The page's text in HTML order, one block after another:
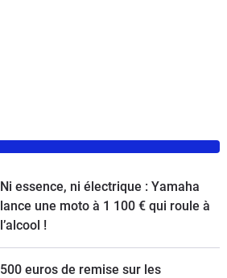
Ni essence, ni électrique : Yamaha
lance une moto à 1 100 € qui roule à
l’alcool !
500 euros de remise sur les